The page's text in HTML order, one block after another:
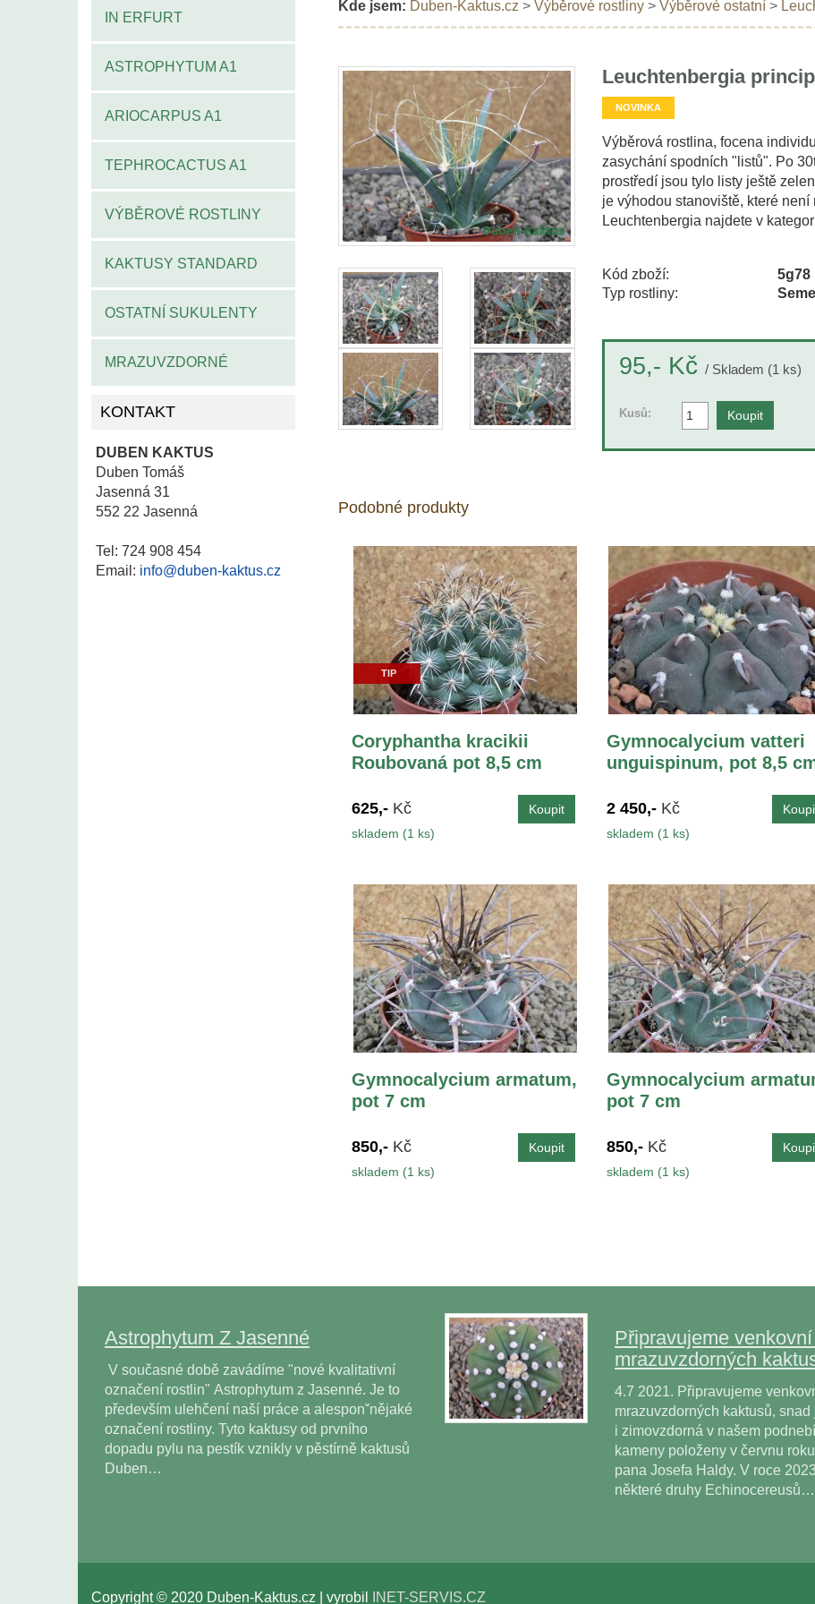
IN ERFURT
ASTROPHYTUM A1
ARIOCARPUS A1
TEPHROCACTUS A1
VÝBĚROVÉ ROSTLINY
KAKTUSY STANDARD
OSTATNÍ SUKULENTY
MRAZUVZDORNÉ
KONTAKT
DUBEN KAKTUS
Duben Tomáš
Jasenná 31
552 22 Jasenná
Tel: 724 908 454
Email: info@duben-kaktus.cz
Kde jsem: Duben-Kaktus.cz > Výběrové rostliny> Výběrové ostatní>
Leuchtenbergia
NOVINKA
Výběrová rostlina, focena
zasychání spodních "listů". Po
prostředí jsou tylo listy ještě
je výhodou stanoviště, které
Leuchtenbergia najdete v
Kód zboží:
5g78
Typ rostliny:
95,- Kč / Skladem (1 ks)
Kusů:
Podobné produkty
TIP
Coryphantha kracikii
Roubovaná pot 8,5 cm
625,- Kč
skladem (1 ks)
Gymnocalycium vatteri
unguispinum, pot 8,5
2 450,- Kč
skladem (1 ks)
Gymnocalycium armatum,
pot 7 cm
850,- Kč
skladem (1 ks)
Gymnocalycium
pot 7 cm
850,- Kč
skladem (1 ks)
Astrophytum Z Jasenné
V současné době zavádíme "nové kvalitativní
označení rostlin" Astrophytum z Jasenné. Je to
především ulehčení naší práce a alesponˇnějaké
označení rostliny. Tyto kaktusy od prvního
dopadu pylu na pestík vznikly v pěstírně kaktusů
Duben…
Připravujeme
mrazuvzdorných
4.7 2021. Připravujeme
mrazuvzdorných kaktusů,
i zimovzdorná v našem
kameny položeny v červnu
pana Josefa Haldy. V roce
některé druhy Echinocereusů…
Copyright © 2020 Duben-Kaktus.cz | vyrobil INET-SERVIS.CZ